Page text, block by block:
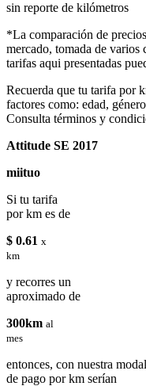
sin reporte de kilómetros
*La comparación de
mercado, tomada de varios
tarifas aqui presentadas
Recuerda que tu tarifa por
factores como: edad,
Consulta términos y
Attitude SE 2017
miituo
Si tu tarifa
por km es de
$ 0.61 x
km
y recorres un
aproximado de
300km al
mes
entonces, con nuestra
de pago por km serían